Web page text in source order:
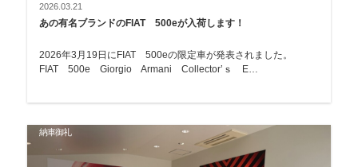
2026.03.21
あの有名ブランドのFIAT 500eが入荷します！
2026年3月19日にFIAT 500eの限定車が発表されました。
FIAT 500e Giorgio Armani Collector’ｓ E…
納車御礼